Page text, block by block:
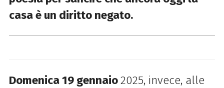
casa è un diritto negato.
Domenica 19 gennaio2025, invece, alle